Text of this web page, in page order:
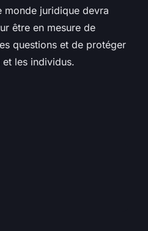
monde juridique devra
être en mesure de
questions et de protéger
les individus.